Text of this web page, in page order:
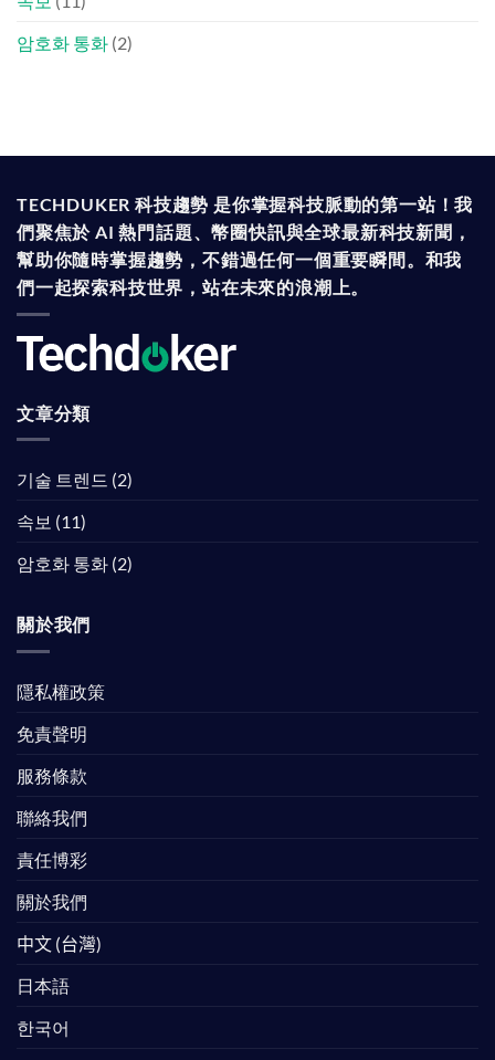
암호화 통화 (2)
TECHDUKER 科技趨勢 是你掌握科技脈動的第一站！我
們聚焦於 AI 熱門話題、幣圈快訊與全球最新科技新聞，
幫助你隨時掌握趨勢，不錯過任何一個重要瞬間。和我
們一起探索科技世界，站在未來的浪潮上。
文章分類
기술 트렌드 (2)
속보 (11)
암호화 통화 (2)
關於我們
隱私權政策
免責聲明
服務條款
聯絡我們
責任博彩
關於我們
中文 (台灣)
日本語
한국어